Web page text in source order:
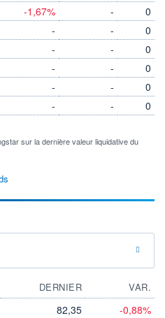
-1,67%
-
-
-
-
-
-
-
-
-
-
-
0
0
0
0
0
0
sur la dernière valeur liquidative du
DERNIER
VAR.
82,35 -0,88%